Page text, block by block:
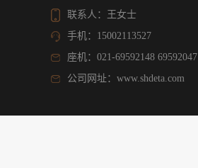
联系人：王女士
手机：15002113527
座机：021-69592148 69592047
公司网址：www.shdeta.com